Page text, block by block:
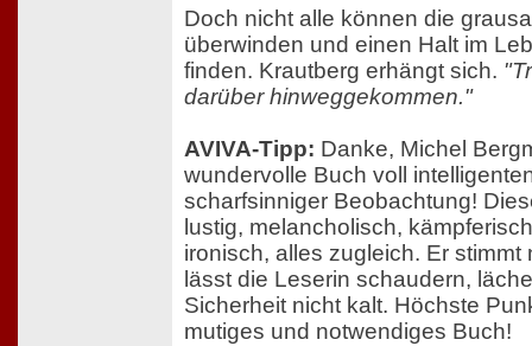
Doch nicht alle können die
überwinden und einen Halt im
finden. Krautberg erhängt sich.
darüber hinweggekommen."
AVIVA-Tipp: Danke, Michel
wundervolle Buch voll
scharfsinniger Beobachtung!
lustig, melancholisch,
ironisch, alles zugleich. Er
lässt die Leserin schaudern,
Sicherheit nicht kalt. Höchste
mutiges und notwendiges Buch!